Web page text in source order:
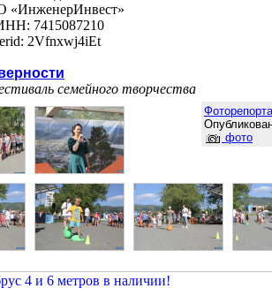
«ИнженерИнвест»
7415087210
erid: 2Vfnxwj4iEt
семейного творчества
фото